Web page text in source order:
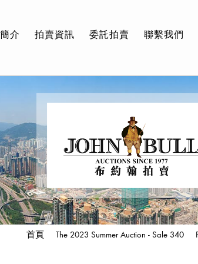
介 拍賣資訊 委託拍賣 聯繫我們
首頁 The 2023 Summer Auction - Sale 340